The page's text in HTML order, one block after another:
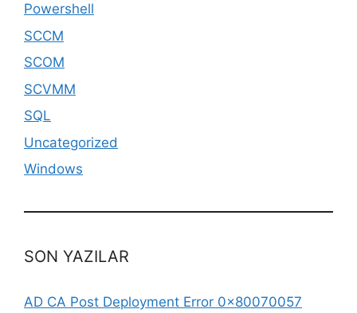
Powershell
SCCM
SCOM
SCVMM
SQL
Uncategorized
Windows
SON YAZILAR
AD CA Post Deployment Error 0x80070057